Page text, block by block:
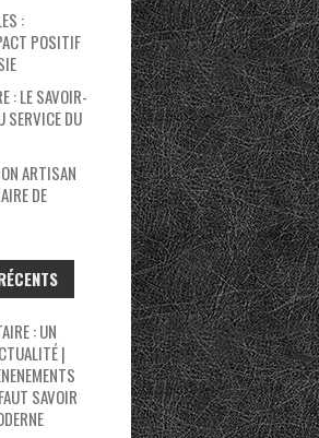
:
POSITIF
: LE SAVOIR-
SERVICE DU
ARTISAN
DE
: UN
|
SAVOIR